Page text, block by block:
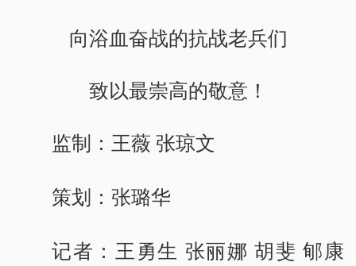
向浴血奋战的抗战老兵们
致以最崇高的敬意！
监制：王薇 张琼文
策划：张璐华
记者：王勇生 张丽娜 胡斐 郇康